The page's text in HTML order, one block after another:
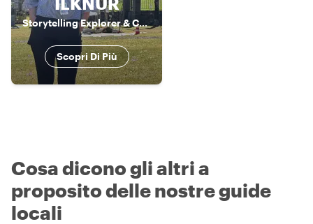
Storytelling Explorer & Culture Connector
Scopri Di Più
Cosa dicono gli altri a
proposito delle nostre guide
locali